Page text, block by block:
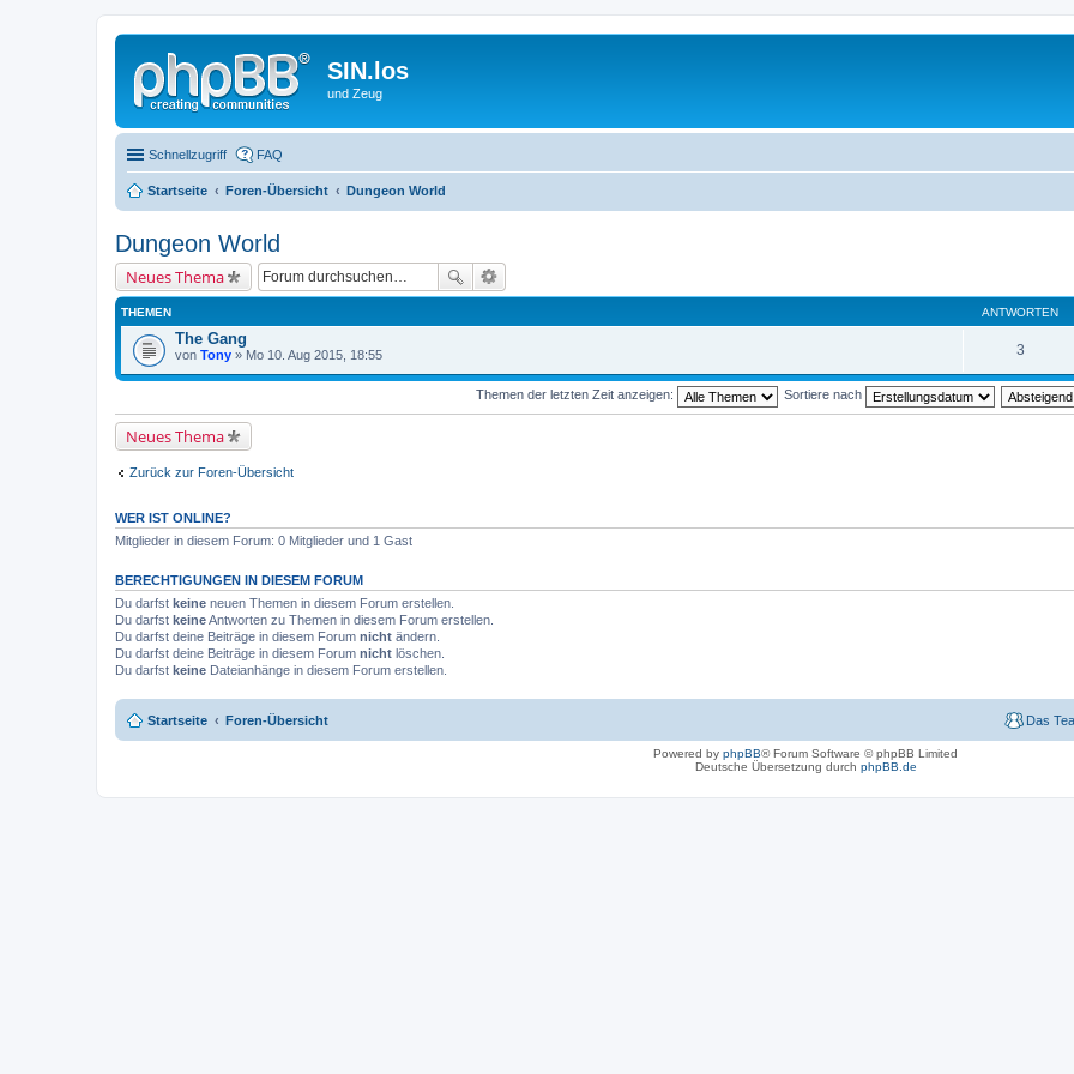
SIN.los
und Zeug
Schnellzugriff FAQ
Startseite Foren-Übersicht Dungeon World
Dungeon World
Neues Thema
THEMEN ANTWORTEN
The Gang
von Tony » Mo 10. Aug 2015, 18:55 3
Themen der letzten Zeit anzeigen: Sortiere nach
Neues Thema
Zurück zur Foren-Übersicht
WER IST ONLINE?
Mitglieder in diesem Forum: 0 Mitglieder und 1 Gast
BERECHTIGUNGEN IN DIESEM FORUM
Du darfst keine neuen Themen in diesem Forum erstellen.
Du darfst keineAntworten zu Themen in diesem Forum erstellen.
Du darfst deine Beiträge in diesem Forum nicht ändern.
Du darfst deine Beiträge in diesem Forum nicht löschen.
Du darfst keine Dateianhänge in diesem Forum erstellen.
Startseite Foren-Übersicht Das
Powered by phpBB® Forum Software © phpBB Limited
Deutsche Übersetzung durch phpBB.de